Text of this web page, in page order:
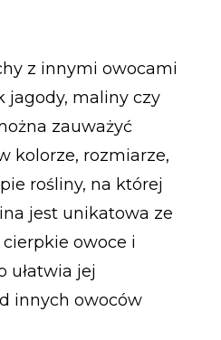
z innymi owocami
jagody, maliny czy
zauważyć
kolorze, rozmiarze,
rośliny, na której
jest unikatowa ze
owoce i
ułatwia jej
innych owoców